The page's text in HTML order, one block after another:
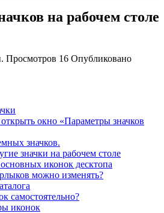
на рабочем столе
Просмотров 16 Опубликовано
окно «Параметры значков
значков.
значки на рабочем столе
иконок десктопа
можно изменять?
самостоятельно?
иконок